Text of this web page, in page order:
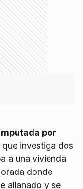
por
que investiga dos
a una vivienda
donde
allanado y se